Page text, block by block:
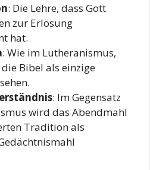
: Die Lehre, dass Gott
zur Erlösung
hat.
: Wie im Lutheranismus,
Bibel als einzige
: Im Gegensatz
wird das Abendmahl
Tradition als